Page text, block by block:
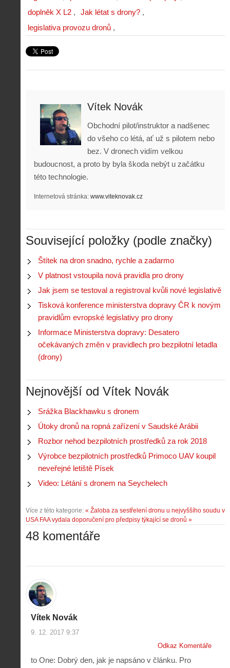
doplněk X L2
Jak létat s drony?
legislativa provozu dronů
Vítek Novák
Obchodní pilot/instruktor a nadšenec
do všeho co létá, ať už s pilotem nebo
bez. V dronech vidím velkou
budoucnost, a proto by byla škoda nebýt u začátku
této technologie.
Internetová stránka: www.viteknovak.cz
Související položky (podle značky)
Štítek na dron snadno, rychle a zadarmo
V platnost vstoupila nová pravidla pro drony
Jak jsem se testoval a registroval kvůli nové legislativě
Tisková konference ministerstva dopravy ČR k novým
pravidlům evropské legislativy pro drony
Informace Ministerstva dopravy: Desatero
očekávaných změn v pravidlech pro bezpilotní letadla
(drony)
Nejnovější od Vítek Novák
Srážka Blackhawku s dronem
Útoky dronů na ropná zařízení v Saudské Arábii
Rozbor nehod bezpilotních prostředků za rok 2018
Výrobce bezpilotních prostředků Primoco UAV koupil
neveřejné letiště Písek
Video: Létání s dronem na Seychelech
Více z této kategorie: « Žaloba za sestřelení dronu u nejvyššího soudu v
USA FAA vydala doporučení pro předpisy týkající se dronů »
48 komentáře
Vítek Novák
9. 12. 2017 9:37
Odkaz Komentáře
to One: Dobrý den, jak je napsáno v článku. Pro